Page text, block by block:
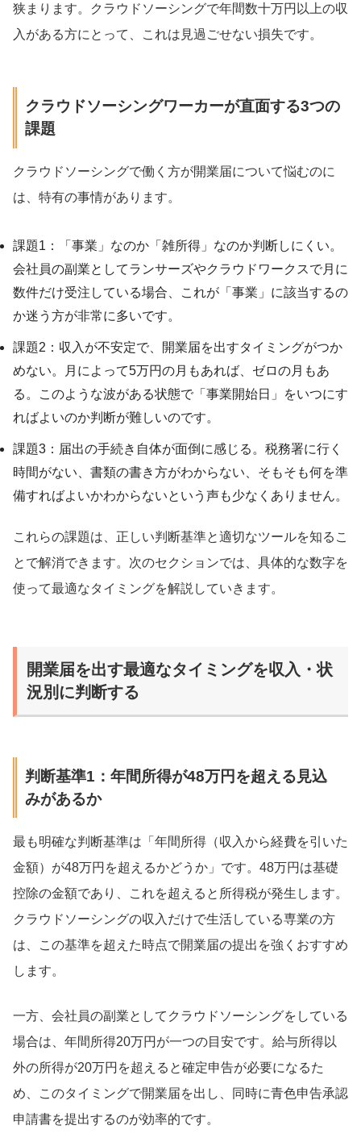
狭まります。クラウドソーシングで年間数十万円以上の収
入がある方にとって、これは見過ごせない損失です。
クラウドソーシングワーカーが直面する3つの
課題
クラウドソーシングで働く方が開業届について悩むのに
は、特有の事情があります。
課題1：「事業」なのか「雑所得」なのか判断しにくい。
会社員の副業としてランサーズやクラウドワークスで月に
数件だけ受注している場合、これが「事業」に該当するの
か迷う方が非常に多いです。
課題2：収入が不安定で、開業届を出すタイミングがつか
めない。月によって5万円の月もあれば、ゼロの月もあ
る。このような波がある状態で「事業開始日」をいつにす
ればよいのか判断が難しいのです。
課題3：届出の手続き自体が面倒に感じる。税務署に行く
時間がない、書類の書き方がわからない、そもそも何を準
備すればよいかわからないという声も少なくありません。
これらの課題は、正しい判断基準と適切なツールを知るこ
とで解消できます。次のセクションでは、具体的な数字を
使って最適なタイミングを解説していきます。
開業届を出す最適なタイミングを収入・状
況別に判断する
判断基準1：年間所得が48万円を超える見込
みがあるか
最も明確な判断基準は「年間所得（収入から経費を引いた
金額）が48万円を超えるかどうか」です。48万円は基礎
控除の金額であり、これを超えると所得税が発生します。
クラウドソーシングの収入だけで生活している専業の方
は、この基準を超えた時点で開業届の提出を強くおすすめ
します。
一方、会社員の副業としてクラウドソーシングをしている
場合は、年間所得20万円が一つの目安です。給与所得以
外の所得が20万円を超えると確定申告が必要になるた
め、このタイミングで開業届を出し、同時に青色申告承認
申請書を提出するのが効率的です。